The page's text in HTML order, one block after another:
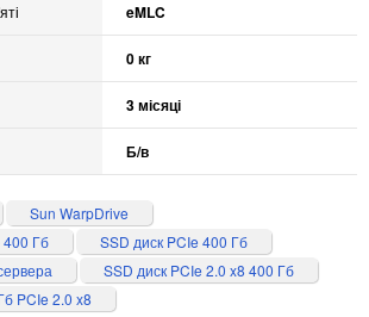
eMLC
0 кг
3 місяці
Б/в
Sun WarpDrive
400 Гб
SSD диск PCIe 400 Гб
SSD диск PCIe 2.0 x8 400 Гб
PCIe 2.0 x8